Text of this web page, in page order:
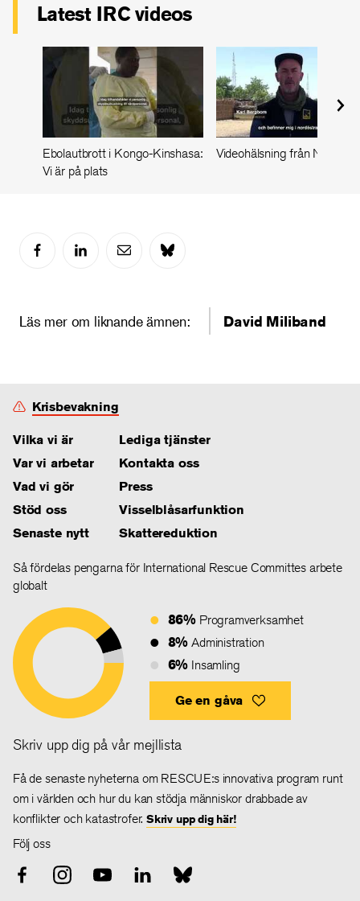
Latest IRC videos
Ebolautbrott i Kongo-Kinshasa:
Vi är på plats
Videohälsning från Nigeria
Läs mer om liknande ämnen: David Miliband
Krisbevakning
Vilka vi är
Var vi arbetar
Vad vi gör
Stöd oss
Senaste nytt
Lediga tjänster
Kontakta oss
Press
Visselblåsarfunktion
Skattereduktion
Så fördelas pengarna för International Rescue Committes arbete
globalt
86% Programverksamhet
8% Administration
6% Insamling
Ge en gåva
Skriv upp dig på vår mejllista
Få de senaste nyheterna om RESCUE:s innovativa program runt
om i världen och hur du kan stödja människor drabbade av
konflikter och katastrofer. Skriv upp dig här!
Följ oss